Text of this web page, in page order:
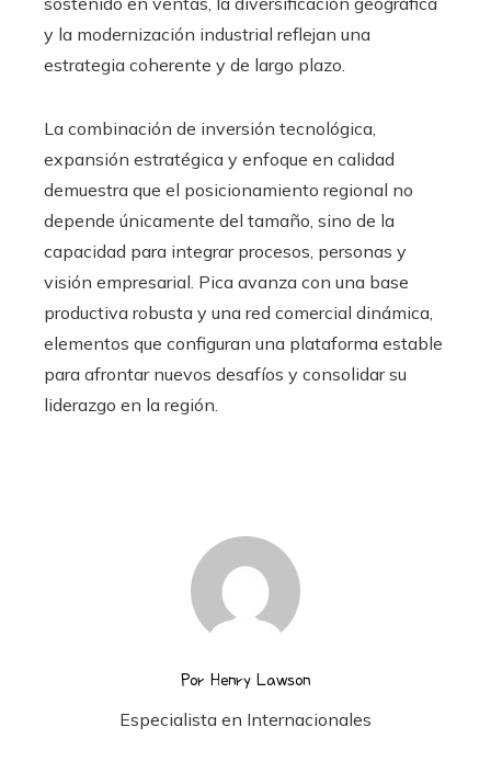
y la modernización industrial reflejan una
estrategia coherente y de largo plazo.
La combinación de inversión tecnológica,
expansión estratégica y enfoque en calidad
demuestra que el posicionamiento regional no
depende únicamente del tamaño, sino de la
capacidad para integrar procesos, personas y
visión empresarial. Pica avanza con una base
productiva robusta y una red comercial dinámica,
elementos que configuran una plataforma estable
para afrontar nuevos desafíos y consolidar su
liderazgo en la región.
Por Henry Lawson
Especialista en Internacionales